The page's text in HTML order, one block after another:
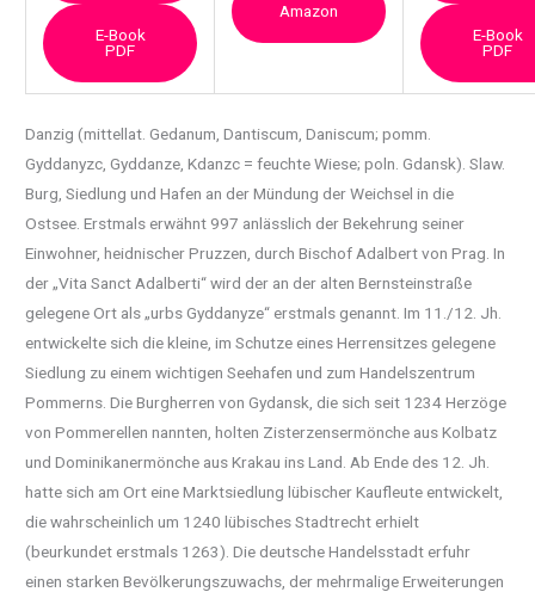
E-Book
PDF
Amazon
E-Book
PDF
Danzig (mittellat. Gedanum, Dantiscum, Daniscum; pomm.
Gyddanyzc, Gyddanze, Kdanzc = feuchteWiese; poln. Gdansk). Slaw.
Burg, Siedlung und Hafen an der Mündung der Weichsel in die
Ostsee. Erstmals erwähnt 997 anlässlich der Bekehrung seiner
Einwohner, heidnischer Pruzzen, durch Bischof Adalbert von Prag. In
der „Vita Sanct Adalberti“ wird der an der alten Bernsteinstraße
gelegene Ort als „urbs Gyddanyze“ erstmals genannt. Im 11./12. Jh.
entwickelte sich die kleine, im Schutze eines Herrensitzes gelegene
Siedlung zu einem wichtigen Seehafen und zum Handelszentrum
Pommerns. Die Burgherren von Gydansk, die sich seit 1234 Herzöge
von Pommerellen nannten, holten Zisterzensermönche aus Kolbatz
und Dominikanermönche aus Krakau ins Land. Ab Ende des 12. Jh.
hatte sich am Ort eine Marktsiedlung lübischer Kaufleute entwickelt,
die wahrscheinlich um 1240 lübisches Stadtrecht erhielt
(beurkundet erstmals 1263). Die deutsche Handelsstadt erfuhr
einen starken Bevölkerungszuwachs, der mehrmalige Erweiterungen